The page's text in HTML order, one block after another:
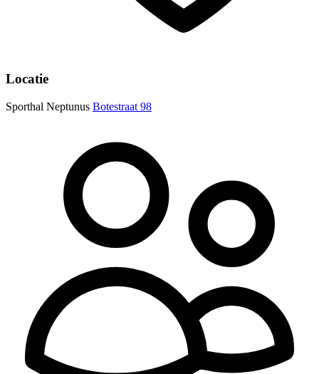
Locatie
Sporthal Neptunus Botestraat 98